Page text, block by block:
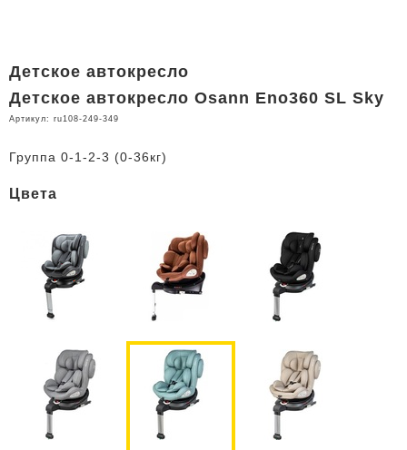
Детское автокресло
Детское автокресло Osann Eno360 SL Sky
Артикул: ru108-249-349
Группа 0-1-2-3 (0-36кг)
Цвета